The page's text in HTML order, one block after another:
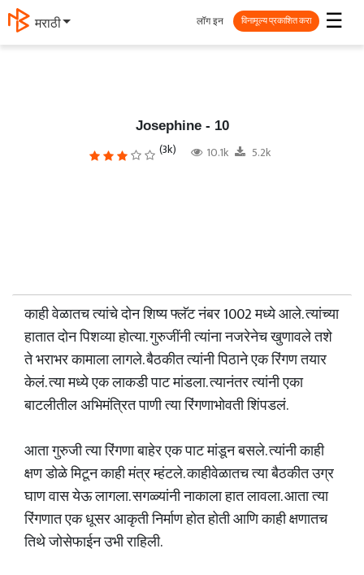
मराठी ☰
लॉग इन विनामूल्य प्रकाशित करा
Josephine - 10
(3k) 10.1k 5.2k
काही वेळातच त्यांचे दोन शिष्य फ्लॅट नंबर 1002 मध्ये आले. त्यांच्या
हातात दोन पिशव्या होत्या. गुरुजींनी त्यांना नजरेनेच खुणावले तशे
ते भराभर कामाला लागले. बैठकीत त्यांनी पिठाने एक रिंगण तयार
केलं. त्या मध्ये एक लाकडी पाट मांडला. त्यानंतर त्यांनी एका
बाटलीतील अभिमंत्रित पाणी त्या रिंगणाभोवती शिंपडलं.
आता गुरुजी त्या रिंगणा बाहेर एक पाट मांडून बसले. त्यांनी काही
क्षण डोळे मिटून काही मंत्र म्हंटले. काहीवेळातच त्या बैठकीत उग्र
घाण वास येऊ लागला. सगळ्यांनी नाकाला हात लावला. आता त्या
रिंगणात एक धूसर आकृती निर्माण होत होती आणि काही क्षणातच
तिथे जोसेफाईन उभी राहिली.